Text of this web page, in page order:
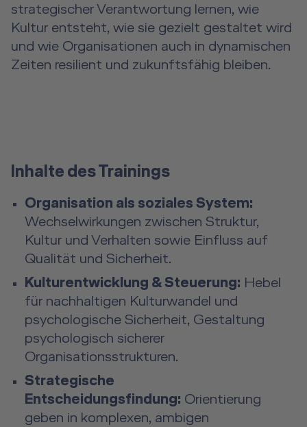
strategischer Verantwortung lernen, wie
Kultur entsteht, wie sie gezielt gestaltet wird
und wie Organisationen auch in dynamischen
Zeiten resilient und zukunftsfähig bleiben.
Inhalte des Trainings
Organisation als soziales System:
Wechselwirkungen zwischen Struktur,
Kultur und Verhalten sowie Einfluss auf
Qualität und Sicherheit.
Kulturentwicklung & Steuerung: Hebel
für nachhaltigen Kulturwandel und
psychologische Sicherheit, Gestaltung
psychologisch sicherer
Organisationsstrukturen.
Strategische
Entscheidungsfindung: Orientierung
geben in komplexen, ambigen